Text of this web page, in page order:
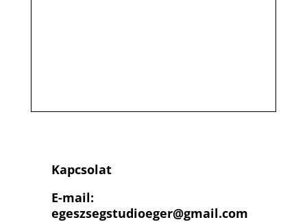
Kapcsolat
E-mail:
egeszsegstudioeger@gmail.com